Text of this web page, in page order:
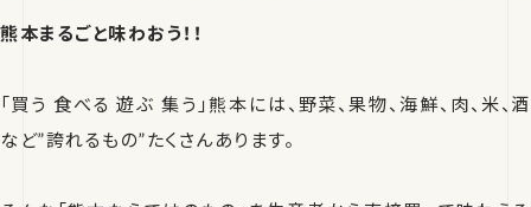
熊本まるごと味わおう！！
「買う 食べる 遊ぶ 集う」熊本には、野菜、果物、海鮮、肉、米、酒
など”誇れるもの”たくさんあります。